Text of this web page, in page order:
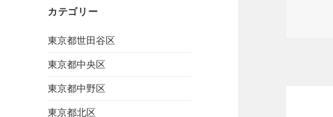
カテゴリー
東京都世田谷区
東京都中央区
東京都中野区
東京都北区